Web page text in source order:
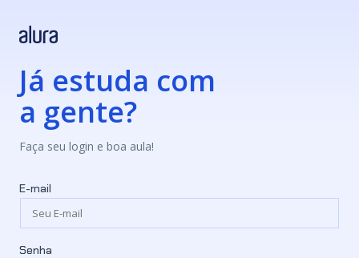
Já estuda com
a gente?
Faça seu login e boa aula!
E-mail
Senha